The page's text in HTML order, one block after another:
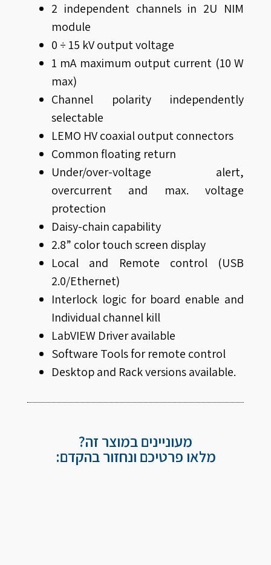
2 independent channels in 2U NIM
module
0 ÷ 15 kV output voltage
1 mA maximum output current (10 W
max)
Channel polarity independently
selectable
LEMO HV coaxial output connectors
Common floating return
Under/over-voltage alert,
overcurrent and max. voltage
protection
Daisy-chain capability
2.8” color touch screen display
Local and Remote control (USB
2.0/Ethernet)
Interlock logic for board enable and
Individual channel kill
LabVIEW Driver available
Software Tools for remote control
Desktop and Rack versions available.
מעוניינים במוצר זה?
מלאו פרטיכם ונחזור בהקדם: